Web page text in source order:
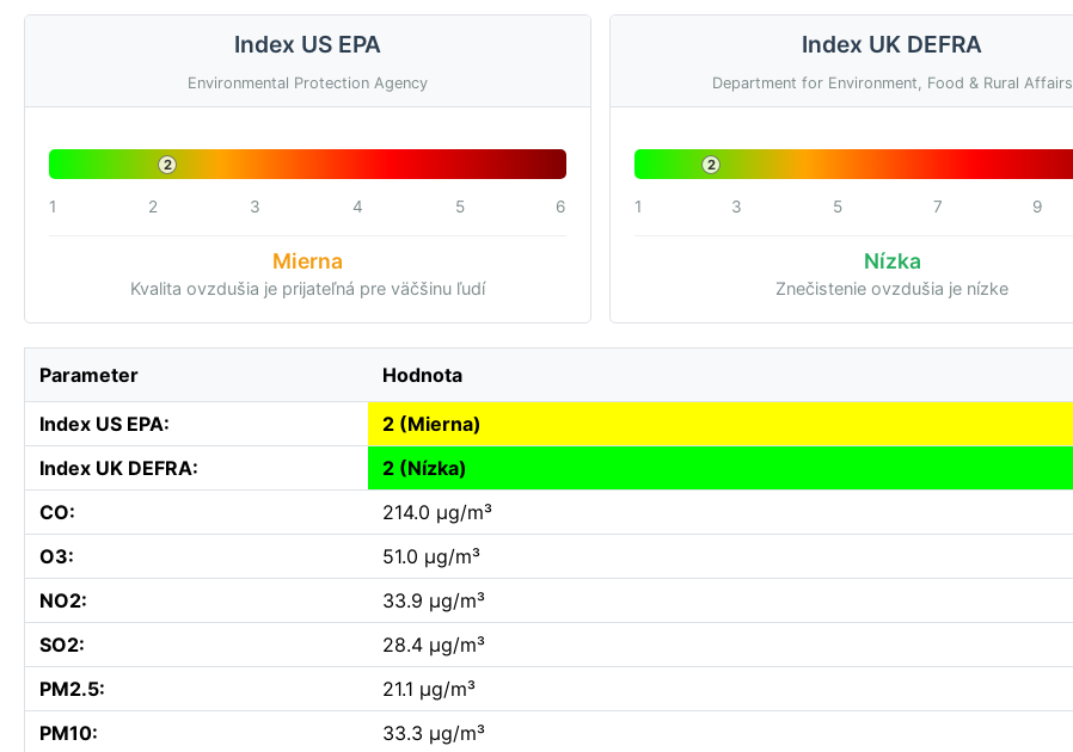
Index US EPA
Environmental Protection Agency
2
1 2 3 4 5 6
Mierna
Kvalita ovzdušia je prijateľná pre väčšinu ľudí
Index UK DEFRA
Department for Environment, Food & Rural Affairs
2
1 3 5 7 9
Nízka
Znečistenie ovzdušia je nízke
Parameter Hodnota
Index US EPA:
2 (Mierna)
Index UK DEFRA:
2 (Nízka)
CO:
214.0 µg/m³
O3:
51.0 µg/m³
NO2:
33.9 µg/m³
SO2:
28.4 µg/m³
PM2.5:
21.1 µg/m³
PM10:
33.3 µg/m³